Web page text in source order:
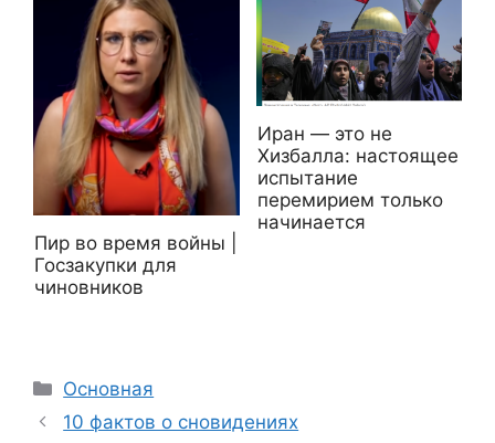
Пир во время войны |
Госзакупки для
чиновников
Иран — это не
Хизбалла: настоящее
испытание
перемирием только
начинается
Рубрики
Основная
10 фактов о сновидениях